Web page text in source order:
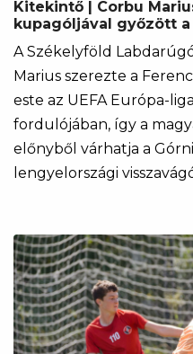
Kitekintő | Corbu
kupagóljával győzött
A Székelyföld
Marius szerezte a
este az UEFA Európa-
fordulójában, így a
előnyből várhatja a
lengyelországi